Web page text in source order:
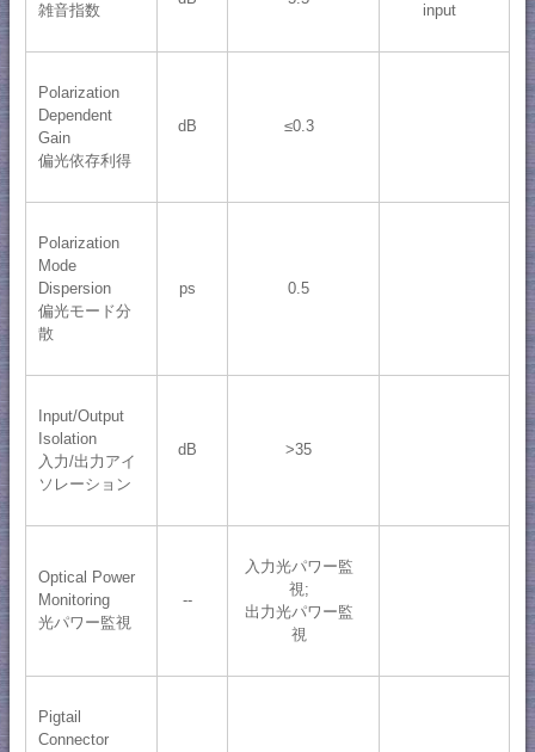
雑音指数 input
Polarization
Dependent
Gain
偏光依存利得
dB ≤0.3
Polarization
Mode
Dispersion
偏光モード分
散
ps 0.5
Input/Output
Isolation
入力/出力アイ
ソレーション
dB >35
Optical Power
Monitoring
光パワー監視
--
入力光パワー監
視;
出力光パワー監
視
Pigtail
Connector